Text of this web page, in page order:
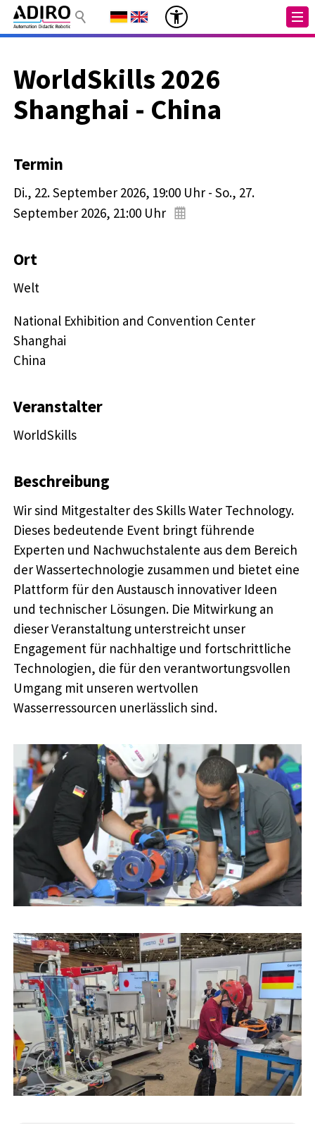
WorldSkills 2026
Shanghai - China
Termin
Di., 22. September 2026, 19:00 Uhr - So., 27.
September 2026, 21:00 Uhr
Ort
Welt
National Exhibition and Convention Center
Shanghai
China
Veranstalter
WorldSkills
Beschreibung
Wir sind Mitgestalter des Skills Water Technology.
Dieses bedeutende Event bringt führende
Experten und Nachwuchstalente aus dem Bereich
der Wassertechnologie zusammen und bietet eine
Plattform für den Austausch innovativer Ideen
und technischer Lösungen. Die Mitwirkung an
dieser Veranstaltung unterstreicht unser
Engagement für nachhaltige und fortschrittliche
Technologien, die für den verantwortungsvollen
Umgang mit unseren wertvollen
Wasserressourcen unerlässlich sind.